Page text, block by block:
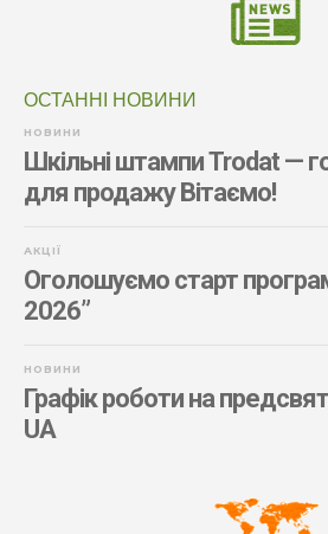
ОСТАННІ НОВИНИ
НОВИНИ
Шкільні штампи Trodat —
для продажу Вітаємо!
АКЦІЇ
Оголошуємо старт
2026”
НОВИНИ
Графік роботи на
UA